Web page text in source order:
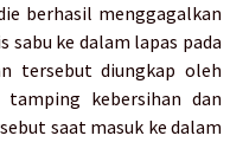
berhasil menggagalkan
sabu ke dalam lapas pada
tersebut diungkap oleh
tamping kebersihan dan
saat masuk ke dalam